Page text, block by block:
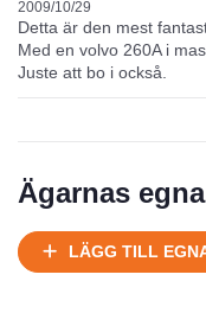
Ej körbart skick, bör
Under normalt skick,
Försäljningsår
2009/10/29
Detta är den mest
Med en volvo 260A i
Juste att bo i också.
Ägarnas
LÄGG TILL